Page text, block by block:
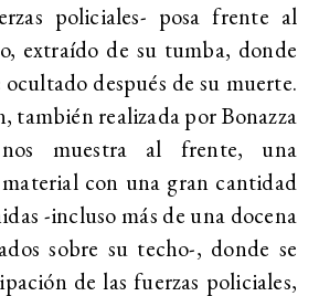
policiales- posa frente al
extraído de su tumba, donde
después de su muerte.
también realizada por Bonazza
muestra al frente, una
con una gran cantidad
-incluso más de una docena
sobre su techo-, donde se
de las fuerzas policiales,